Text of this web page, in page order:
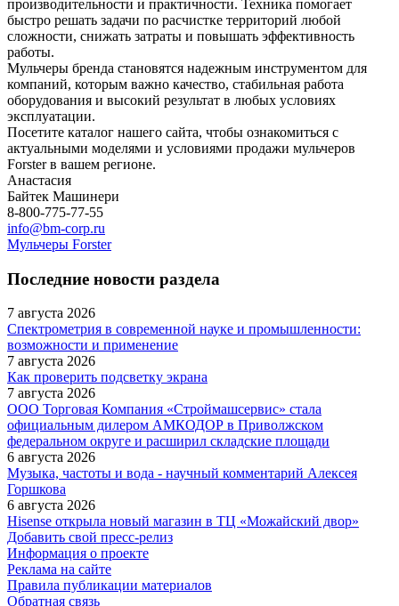
производительности и практичности. Техника помогает
быстро решать задачи по расчистке территорий любой
сложности, снижать затраты и повышать эффективность
работы.
Мульчеры бренда становятся надежным инструментом для
компаний, которым важно качество, стабильная работа
оборудования и высокий результат в любых условиях
эксплуатации.
Посетите каталог нашего сайта, чтобы ознакомиться с
актуальными моделями и условиями продажи мульчеров
Forster в вашем регионе.
Анастасия
Байтек Машинери
8-800-775-77-55
info@bm-corp.ru
Мульчеры Forster
Последние новости раздела
7 августа 2026
Спектрометрия в современной науке и промышленности:
возможности и применение
7 августа 2026
Как проверить подсветку экрана
7 августа 2026
ООО Торговая Компания «Строймашсервис» стала
официальным дилером АМКОДОР в Приволжском
федеральном округе и расширил складские площади
6 августа 2026
Музыка, частоты и вода - научный комментарий Алексея
Горшкова
6 августа 2026
Hisense открыла новый магазин в ТЦ «Можайский двор»
Добавить свой пресс-релиз
Информация о проекте
Реклама на сайте
Правила публикации материалов
Обратная связь